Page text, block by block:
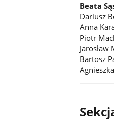
Beata
Dariusz
Anna
Piotr
Bartosz